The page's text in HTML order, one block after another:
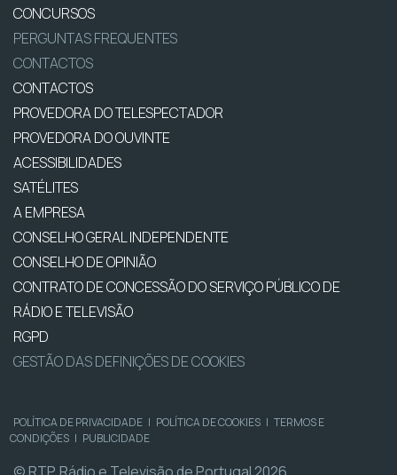
CONCURSOS
PERGUNTAS FREQUENTES
CONTACTOS
CONTACTOS
PROVEDORA DO TELESPECTADOR
PROVEDORA DO OUVINTE
ACESSIBILIDADES
SATÉLITES
A EMPRESA
CONSELHO GERAL INDEPENDENTE
CONSELHO DE OPINIÃO
CONTRATO DE CONCESSÃO DO SERVIÇO PÚBLICO DE
RÁDIO E TELEVISÃO
RGPD
GESTÃO DAS DEFINIÇÕES DE COOKIES
POLÍTICA DE PRIVACIDADE | POLÍTICA DE COOKIES | TERMOS E
CONDIÇÕES | PUBLICIDADE